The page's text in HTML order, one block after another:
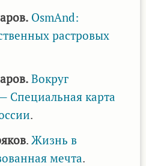
OsmAnd:
растровых
Вокруг
Специальная карта
.
. Жизнь в
мечта.